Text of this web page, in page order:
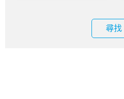
尋找